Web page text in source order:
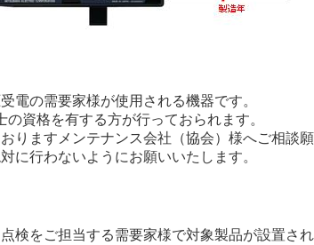
電の需要家様が使用される機器です。
資格を有する方が行っておられます。
りますメンテナンス会社（協会）様へご相談願
に行わないようにお願いいたします。
検をご担当する需要家様で対象製品が設置さ